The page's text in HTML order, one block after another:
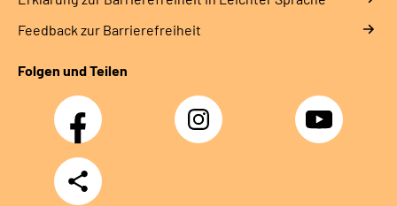
Feedback zur Barrierefreiheit
Folgen und Teilen
Facebook Instagram YouTube
Teilen